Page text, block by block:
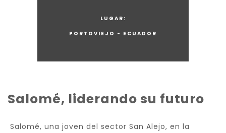
LUGAR:
PORTOVIEJO - ECUADOR
Salomé, liderando su futuro
Salomé, una joven del sector San Alejo, en la